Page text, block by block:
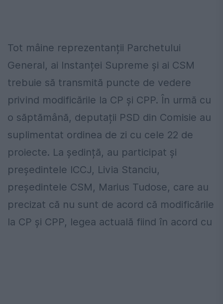
Tot mâine reprezentanții Parchetului
General, ai Instanței Supreme și ai CSM
trebuie să transmită puncte de vedere
privind modificările la CP și CPP. În urmă cu
o săptămână, deputații PSD din Comisie au
suplimentat ordinea de zi cu cele 22 de
proiecte. La ședință, au participat și
președintele ICCJ, Livia Stanciu,
președintele CSM, Marius Tudose, care au
precizat că nu sunt de acord că modificările
la CP și CPP, legea actuală fiind în acord cu